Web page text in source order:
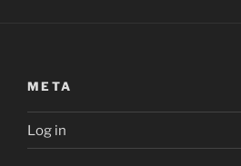
META
Log in